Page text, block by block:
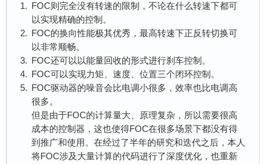
FOC则完全没有转速的限制，不论在什么转速下都可
以实现精确的控制。
FOC的换向性能极其优秀，最高转速下正反转切换可
以非常顺畅。
FOC还可以以能量回收的形式进行刹车控制。
FOC可以实现力矩、速度、位置三个闭环控制。
FOC驱动器的噪音会比电调小很多，效率也比电调高
很多。
但是由于FOC的计算量大、原理复杂，所以需要很高
成本的控制器，这也使得FOC在很多场景下都没有得
到推广和使用。在经过了半年的研究和迭代之后，本人
将FOC涉及大量计算的代码进行了深度优化，也重新